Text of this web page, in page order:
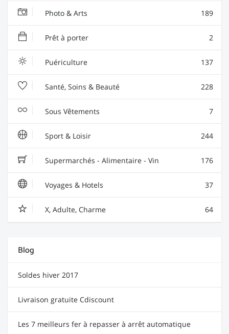
Photo & Arts 189
Prêt à porter 2
Puériculture 137
Santé, Soins & Beauté 228
Sous Vêtements 7
Sport & Loisir 244
Supermarchés - Alimentaire - Vin 176
Voyages & Hotels 37
X, Adulte, Charme 64
Blog
Soldes hiver 2017
Livraison gratuite Cdiscount
Les 7 meilleurs fer à repasser à arrêt automatique